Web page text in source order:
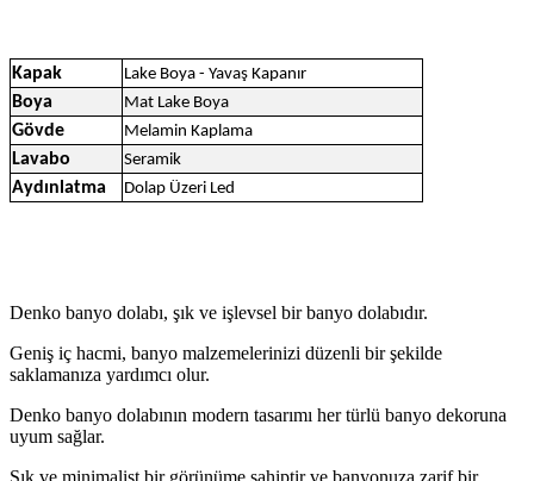
Kapak Lake Boya - Yavaş Kapanır
Boya Mat Lake Boya
Gövde Melamin Kaplama
Lavabo Seramik
Aydınlatma Dolap Üzeri Led
Denko banyo dolabı, şık ve işlevsel bir banyo dolabıdır.
Geniş iç hacmi, banyo malzemelerinizi düzenli bir şekilde
saklamanıza yardımcı olur.
Denko banyo dolabının modern tasarımı her türlü banyo dekoruna
uyum sağlar.
Şık ve minimalist bir görünüme sahiptir ve banyonuza zarif bir